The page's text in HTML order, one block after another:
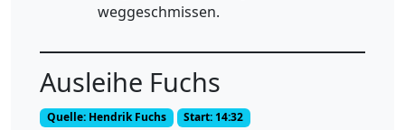
weggeschmissen.
Ausleihe Fuchs
Quelle: Hendrik Fuchs Start: 14:32